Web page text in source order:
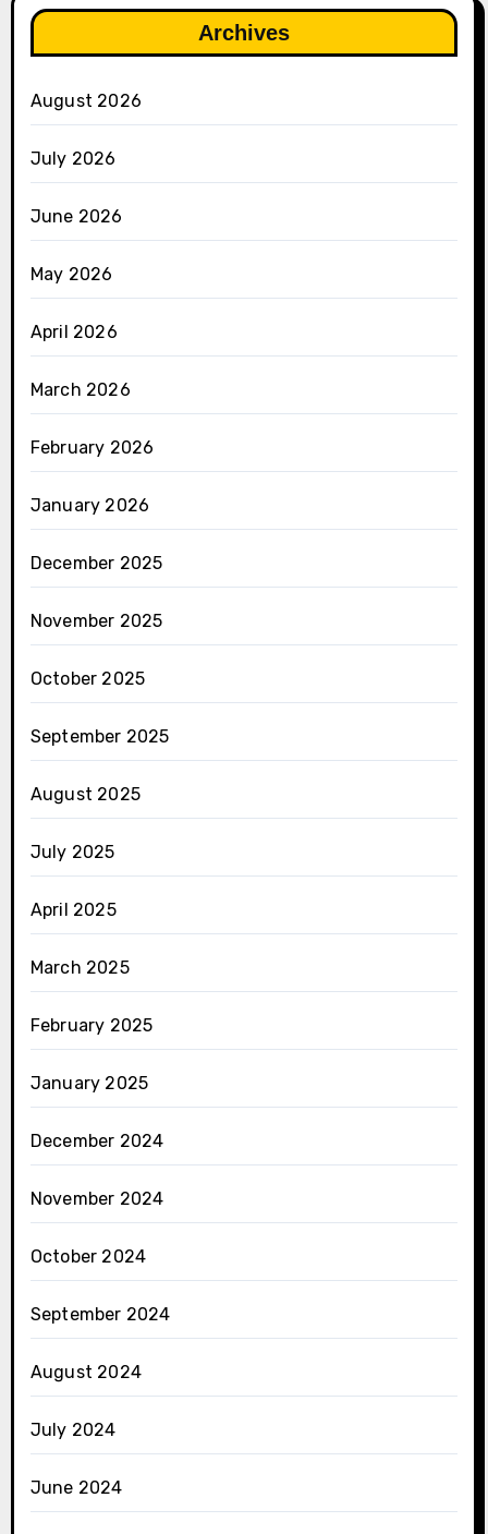
Archives
August 2026
July 2026
June 2026
May 2026
April 2026
March 2026
February 2026
January 2026
December 2025
November 2025
October 2025
September 2025
August 2025
July 2025
April 2025
March 2025
February 2025
January 2025
December 2024
November 2024
October 2024
September 2024
August 2024
July 2024
June 2024